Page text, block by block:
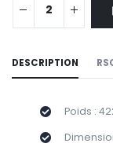
DESCRIPTION
Poids :